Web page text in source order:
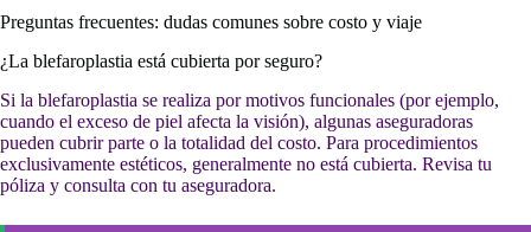
Preguntas frecuentes: dudas comunes sobre costo y viaje
¿La blefaroplastia está cubierta por seguro?
Si la blefaroplastia se realiza por motivos funcionales (por ejemplo,
cuando el exceso de piel afecta la visión), algunas aseguradoras
pueden cubrir parte o la totalidad del costo. Para procedimientos
exclusivamente estéticos, generalmente no está cubierta. Revisa tu
póliza y consulta con tu aseguradora.